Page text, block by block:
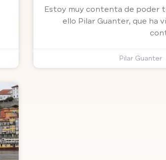
Estoy muy contenta de poder
ello Pilar Guanter, que ha
Pilar Guanter